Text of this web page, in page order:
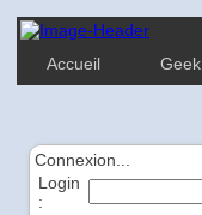
Accueil Geek
Connexion...
Login
: